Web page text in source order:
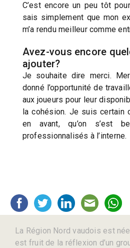
C’est encore un peu tôt
sais simplement que mon
m’a rendu meilleur comme
Avez-vous encore
ajouter?
Je souhaite dire merci.
donné l’opportunité de
aux joueurs pour leur
la cohésion. Je suis certain
en avant, qu’on s’est
professionnalisés à l’interne.
La Région Nord vaudois est
est fruit de la réflexion d’un